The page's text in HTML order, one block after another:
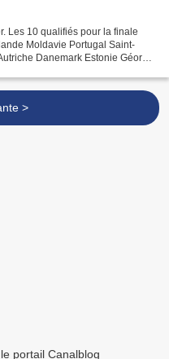
Les 10 qualifiés pour la finale
Moldavie Portugal Saint-
Danemark Estonie Géorgie
>
portail Canalblog